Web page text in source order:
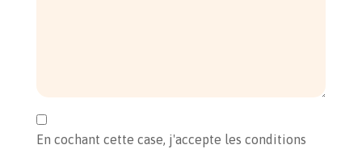
En cochant cette case, j'accepte les conditions